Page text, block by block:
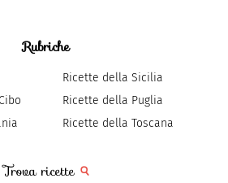
Rubriche
Ricette della Sicilia
Ricette della Puglia
Ricette della Toscana
Trova ricette